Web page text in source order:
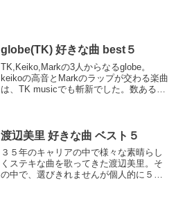
globe(TK) 好きな曲 best５
TK,Keiko,Markの3人からなるglobe。
keikoの高音とMarkのラップが交わる楽曲
は、TK musicでも斬新でした。数ある素
渡辺美里 好きな曲 ベスト５
３５年のキャリアの中で様々な素晴らし
くステキな曲を歌ってきた渡辺美里。そ
の中で、選びきれませんが個人的に５曲